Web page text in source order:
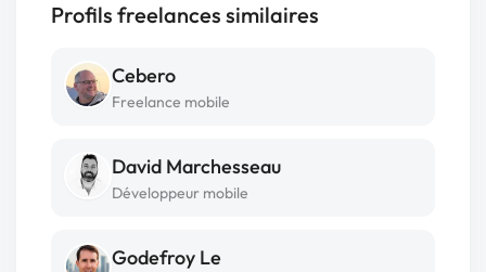
Profils freelances similaires
Cebero
Freelance mobile
David Marchesseau
Développeur mobile
Godefroy Le